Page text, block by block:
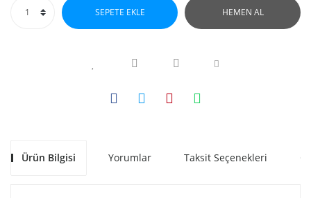
SEPETE EKLE HEMEN AL
Ürün Bilgisi Yorumlar Taksit Seçenekleri